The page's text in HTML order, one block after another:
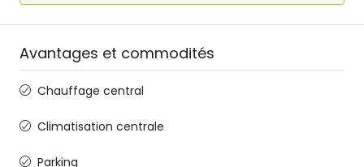
Avantages et commodités
Chauffage central
Climatisation centrale
Parking